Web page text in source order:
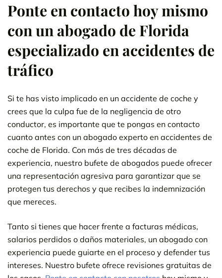
Ponte en contacto hoy mismo
con un abogado de Florida
especializado en accidentes de
tráfico
Si te has visto implicado en un accidente de coche y
crees que la culpa fue de la negligencia de otro
conductor, es importante que te pongas en contacto
cuanto antes con un abogado experto en accidentes de
coche de Florida. Con más de tres décadas de
experiencia, nuestro bufete de abogados puede ofrecer
una representación agresiva para garantizar que se
protegen tus derechos y que recibes la indemnización
que mereces.
Tanto si tienes que hacer frente a facturas médicas,
salarios perdidos o daños materiales, un abogado con
experiencia puede guiarte en el proceso y defender tus
intereses. Nuestro bufete ofrece revisiones gratuitas de